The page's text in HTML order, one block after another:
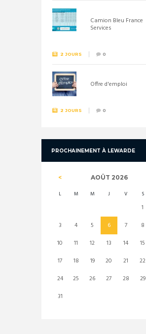
Camion Bleu France
Services
2 JOURS 0
Offre d'emploi
2 JOURS 0
PROCHAINEMENT À LEWARDE
AOÛT 2026
L M M J V S
1
3
4 5 6 7 8
10
11 12 13 14 15
17
18 19 20 21 22
24
25 26 27 28 29
31